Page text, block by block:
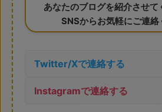
あなたのブログを紹介させて
SNSからお気軽にご連絡
Twitter/Xで連絡する
Instagramで連絡する